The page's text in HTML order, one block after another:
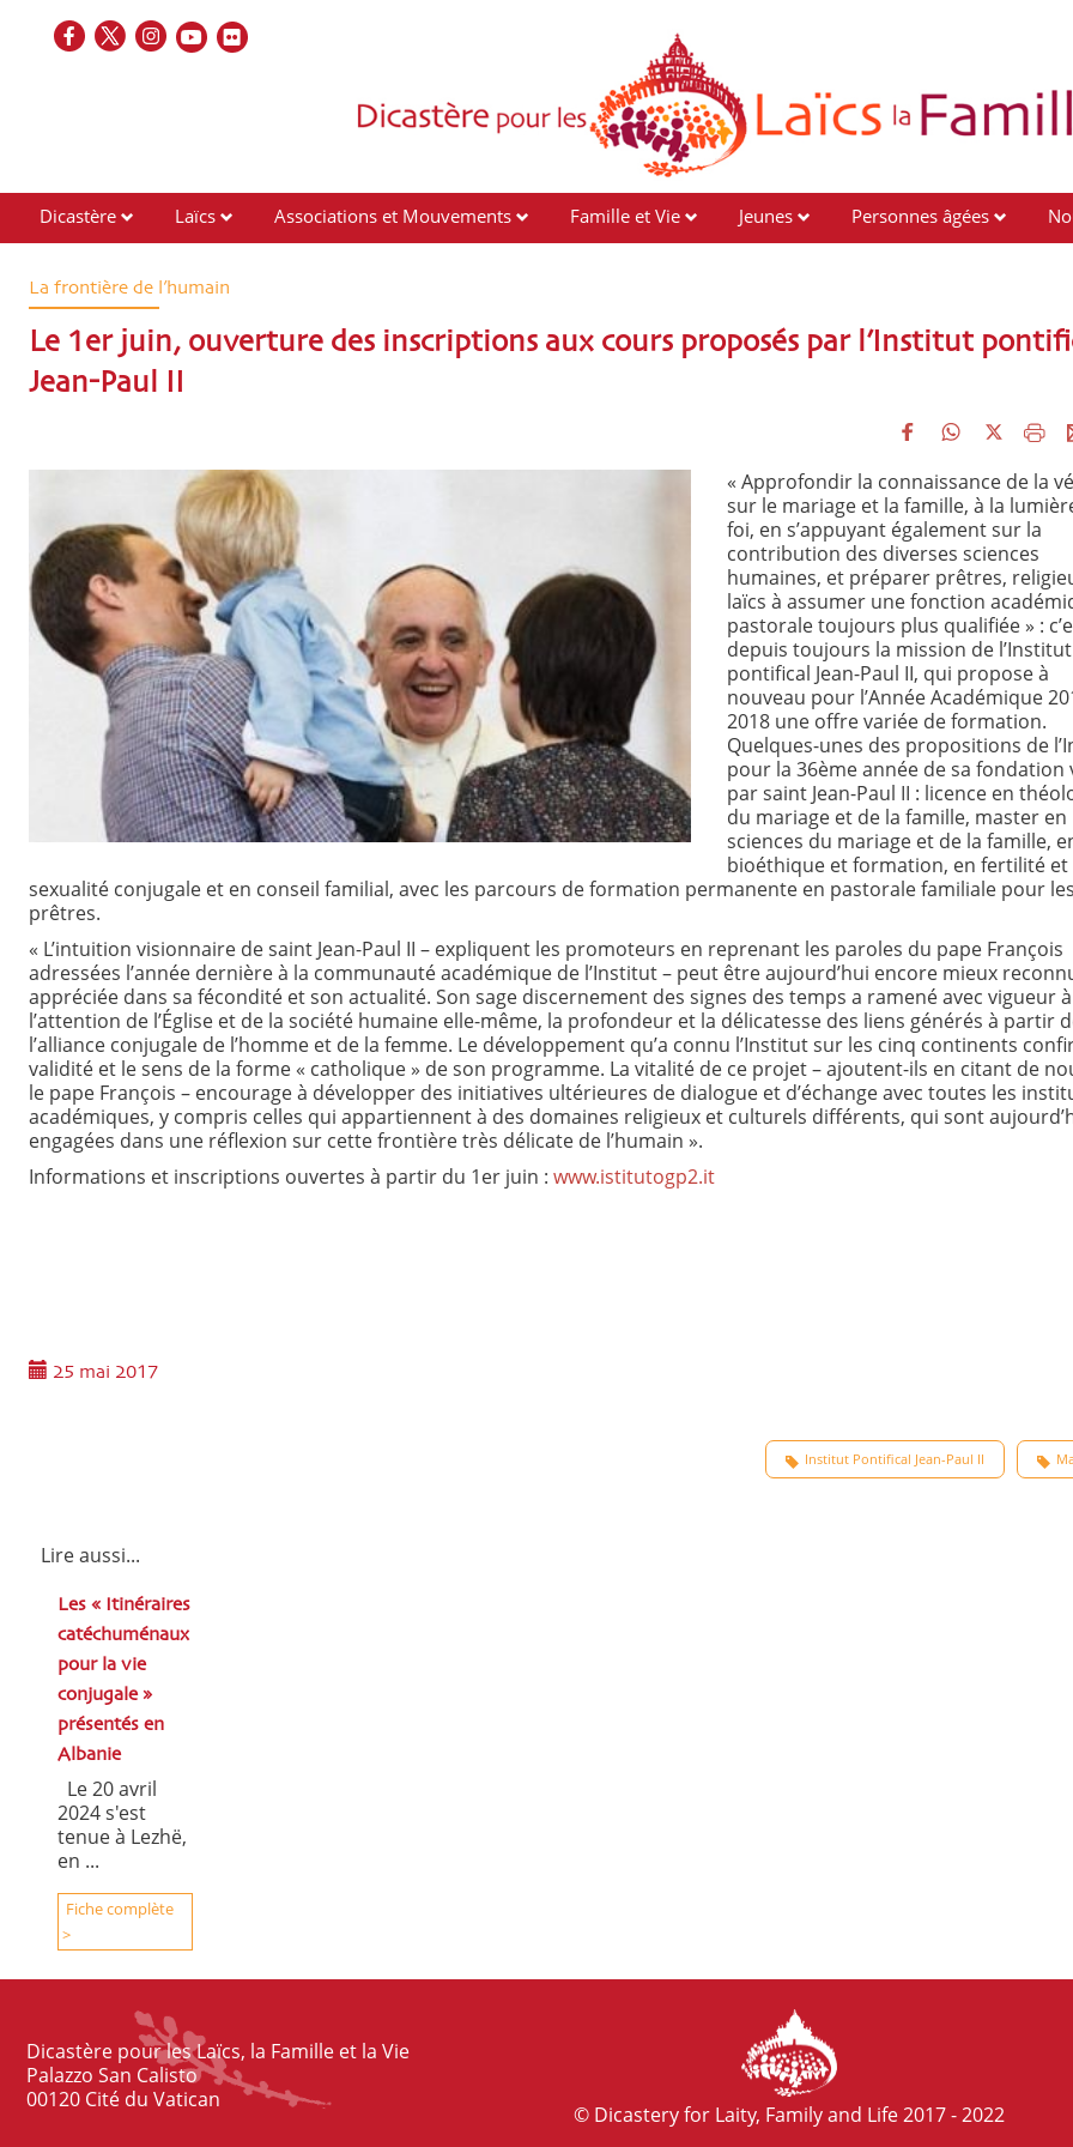
Dicastère Laïcs Associations et Mouvements Famille et Vie Jeunes Personnes âgées
La frontière de l’humain
Le 1er juin, ouverture des inscriptions aux cours proposés par l’Institut
Jean-Paul II
« Approfondir la connaissance de la
sur le mariage et la famille, à la
foi, en s’appuyant également sur la
contribution des diverses sciences
humaines, et préparer prêtres,
laïcs à assumer une fonction
pastorale toujours plus qualifiée » :
depuis toujours la mission de l’Institut
pontifical Jean-Paul II, qui propose à
nouveau pour l’Année Académique
2018 une offre variée de formation.
Quelques-unes des propositions de
pour la 36ème année de sa fondation
par saint Jean-Paul II : licence en
du mariage et de la famille, master en
sciences du mariage et de la famille,
bioéthique et formation, en fertilité et
sexualité conjugale et en conseil familial, avec les parcours de formation permanente en pastorale familiale pour les
prêtres.
« L’intuition visionnaire de saint Jean-Paul II – expliquent les promoteurs en reprenant les paroles du pape François
adressées l’année dernière à la communauté académique de l’Institut – peut être aujourd’hui encore mieux
appréciée dans sa fécondité et son actualité. Son sage discernement des signes des temps a ramené avec vigueur à
l’attention de l’Église et de la société humaine elle-même, la profondeur et la délicatesse des liens générés à partir
l’alliance conjugale de l’homme et de la femme. Le développement qu’a connu l’Institut sur les cinq continents
validité et le sens de la forme « catholique » de son programme. La vitalité de ce projet – ajoutent-ils en citant de
le pape François – encourage à développer des initiatives ultérieures de dialogue et d’échange avec toutes les
académiques, y compris celles qui appartiennent à des domaines religieux et culturels différents, qui sont
engagées dans une réflexion sur cette frontière très délicate de l’humain ».
Informations et inscriptions ouvertes à partir du 1er juin : www.istitutogp2.it
25 mai 2017
Institut Pontifical Jean-Paul II
Lire aussi...
Les « Itinéraires
catéchuménaux
pour la vie
conjugale »
présentés en
Albanie
Le 20 avril
2024 s'est
tenue à Lezhë,
en ...
Fiche complète
>
Dicastère pour les Laïcs, la Famille et la Vie
Palazzo San Calisto
00120 Cité du Vatican
© Dicastery for Laity, Family and Life 2017 - 2022